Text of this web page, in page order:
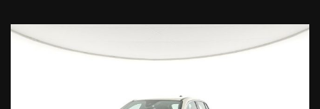
interne porte cromate, Color Therpy, illuminazione ambiente
interno con colore configurabile, Luce plafoniera LED,
Specchio retrovisore interno elettrocromico (giorno/notte
carrozzeria, Pack Style (1750 EUR),